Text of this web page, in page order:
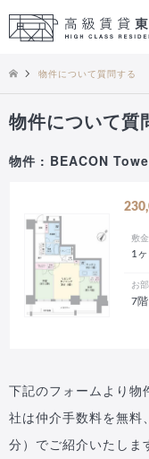
物件について質問する
物件について質
物件 : BEACON
敷金
1ヶ
お
7階
下記のフォームより物
社は仲介手数料を無料
分）でご紹介いたしま